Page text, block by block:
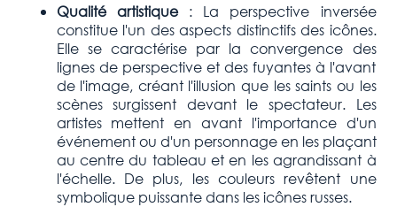
Qualité artistique: La perspective inversée
constitue l'un des aspects distinctifs des icônes.
Elle se caractérise par la convergence des
lignes de perspective et des fuyantes à l'avant
de l'image, créant l'illusion que les saints ou les
scènes surgissent devant le spectateur. Les
artistes mettent en avant l'importance d'un
événement ou d'un personnage en les plaçant
au centre du tableau et en les agrandissant à
l'échelle. De plus, les couleurs revêtent une
symbolique puissante dans les icônes russes.